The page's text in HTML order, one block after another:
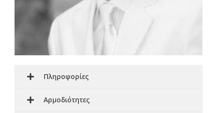
Πληροφορίες
Αρμοδιότητες